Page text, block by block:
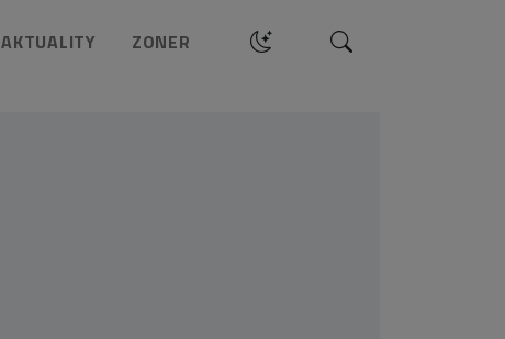
AKTUALITY ZONER Hledat